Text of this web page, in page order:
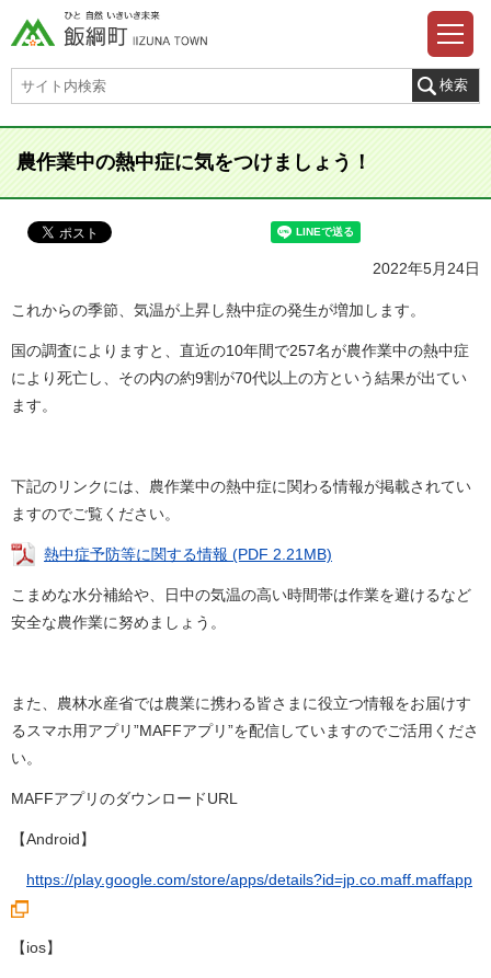
農作業中の熱中症に気をつけましょう！
2022年5月24日
これからの季節、気温が上昇し熱中症の発生が増加します。
国の調査によりますと、直近の10年間で257名が農作業中の熱中症
により死亡し、その内の約9割が70代以上の方という結果が出てい
ます。
下記のリンクには、農作業中の熱中症に関わる情報が掲載されてい
ますのでご覧ください。
熱中症予防等に関する情報 (PDF 2.21MB)
こまめな水分補給や、日中の気温の高い時間帯は作業を避けるなど
安全な農作業に努めましょう。
また、農林水産省では農業に携わる皆さまに役立つ情報をお届けす
るスマホ用アプリ”MAFFアプリ”を配信していますのでご活用くださ
い。
MAFFアプリのダウンロードURL
【Android】
https://play.google.com/store/apps/details?id=jp.co.maff.maffapp
【ios】